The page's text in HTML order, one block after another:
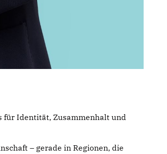
für Identität, Zusammenhalt und
– gerade in Regionen, die